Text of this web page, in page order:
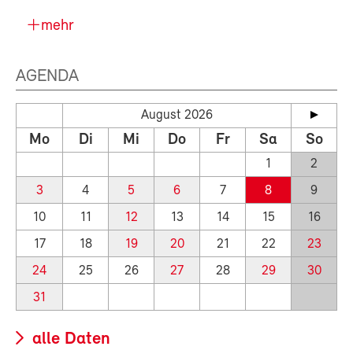
mehr
AGENDA
August 2026
Mo Di Mi Do Fr Sa So
1
2
3
4 5 6 7 8
9
10
11 12 13 14 15
16
17
18 19 20 21 22
23
24
25 26 27 28 29
30
31
alle Daten